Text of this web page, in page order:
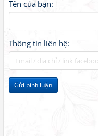
Tên của bạn:
Thông tin liên hệ:
Gửi bình luận